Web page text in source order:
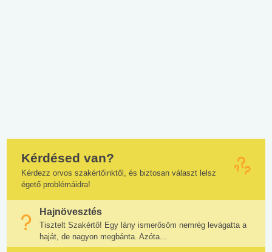
Kérdésed van?
Kérdezz orvos szakértőinktől, és biztosan választ lelsz
égető problémáidra!
Hajnövesztés
Tisztelt Szakértő! Egy lány ismerősöm nemrég levágatta a
haját, de nagyon megbánta. Azóta...